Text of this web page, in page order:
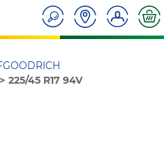
225/45 R17 94V